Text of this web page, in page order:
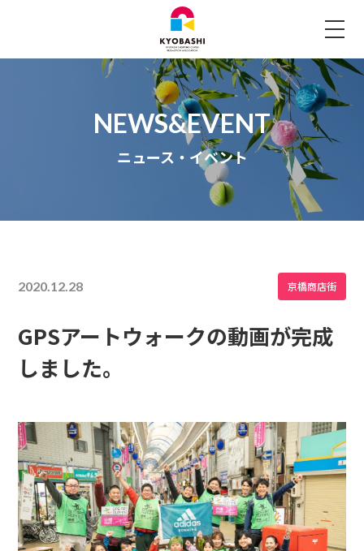
ニュース・イベント
2020.12.28 京橋商店街
GPSアートウォークの動画が完成
しました。